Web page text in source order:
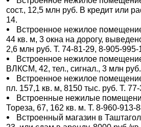
сост., 12,5 млн руб. В кредит или
14.
Встроенное нежилое
44 кв. м, 3 окна на дорогу,
2,6 млн руб. Т. 74-81-29, 8-905-995-
Встроенное нежилое
ВЛКСМ, 42, тел., сигнал., 3 млн
Встроенное нежилое
пл. 157,1 кв. м, 8150 тыс. руб. Т.
Встроенные нежилые
Тореза, 67, 162 кв. м. Т. 8-960-913-
Встроенный магазин в